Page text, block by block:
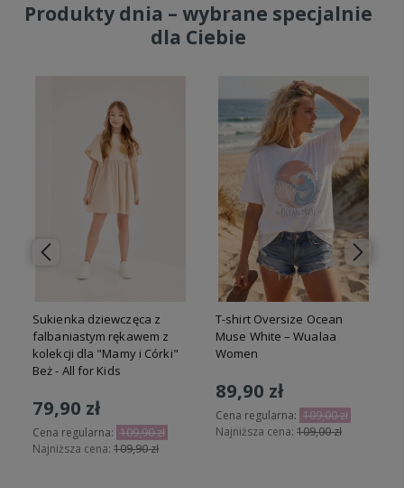
Produkty dnia – wybrane specjalnie
dla Ciebie
Sukienka dziewczęca z
falbaniastym rękawem z
kolekcji dla "Mamy i Córki"
Beż - All for Kids
79,90 zł
Cena regularna: 109,90 zł
Najniższa cena: 109,90 zł
T-shirt Oversize Ocean
Muse White – Wualaa
Women
89,90 zł
Cena regularna: 109,00 zł
Najniższa cena: 109,00 zł